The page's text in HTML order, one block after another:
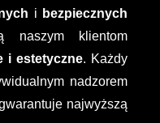
i bezpiecznych
naszym klientom
i estetyczne. Każdy
nadzorem
najwyższą